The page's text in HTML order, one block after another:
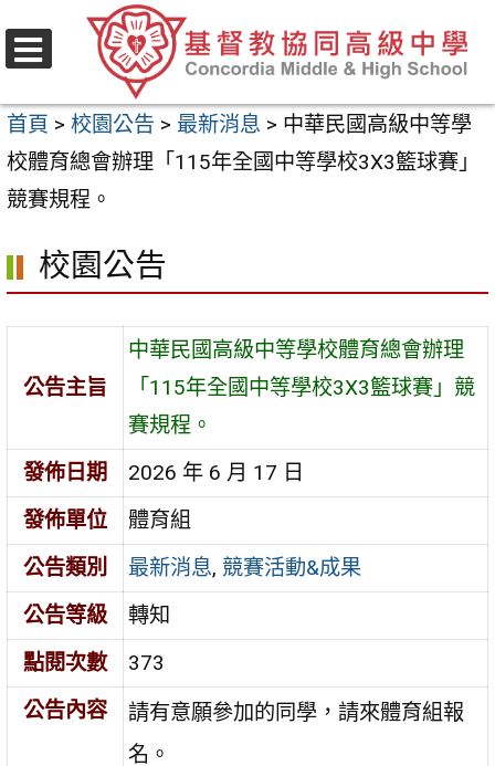
至
要
內
容
首頁 > 校園公告 > 最新消息 > 中華民國高級中等學
校體育總會辦理「115年全國中等學校3X3籃球賽」
競賽規程。
校園公告
公告主旨
中華民國高級中等學校體育總會辦理
「115年全國中等學校3X3籃球賽」競
賽規程。
發佈日期
2026 年 6 月 17 日
發佈單位
體育組
公告類別
最新消息, 競賽活動&成果
公告等級
轉知
點閱次數
373
公告內容
請有意願參加的同學，請來體育組報
名。
選
單